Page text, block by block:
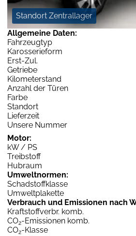
Standort Zentrallager
Allgemeine Daten:
Fahrzeugtyp
Karosserieform
Erst-Zul.
Getriebe
Kilometerstand
Anzahl der Türen
Farbe
Standort
Lieferzeit
Unsere Nummer
Motor:
kW / PS
Treibstoff
Hubraum
Umweltnormen:
Schadstoffklasse
Umweltplakette
Verbrauch und Emissionen nach
Kraftstoffverbr. komb.
CO2-Emissionen komb.
CO2-Klasse